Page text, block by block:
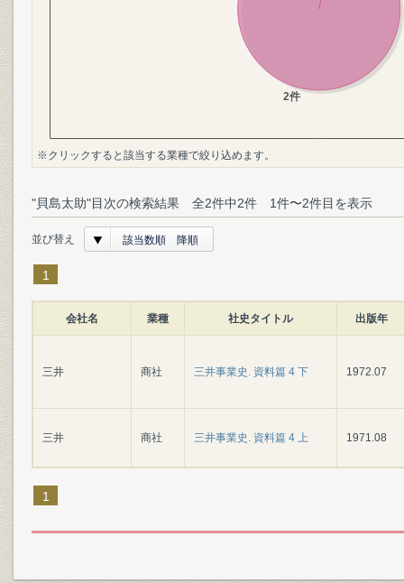
※クリックすると該当する業種で絞り込めます。
"貝島太助"目次の検索結果 全2件中2件 1件〜2件目を表示
並び替え 該当数順 降順
1
会社名 業種 社史タイトル 出版年
三井 商社 三井事業史. 資料篇 4 下 1972.07
三井 商社 三井事業史. 資料篇 4 上 1971.08
1